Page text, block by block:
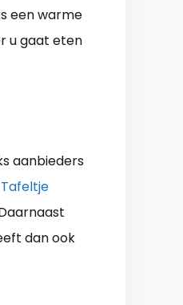
een warme
u gaat eten
aanbieders
Tafeltje
dan ook